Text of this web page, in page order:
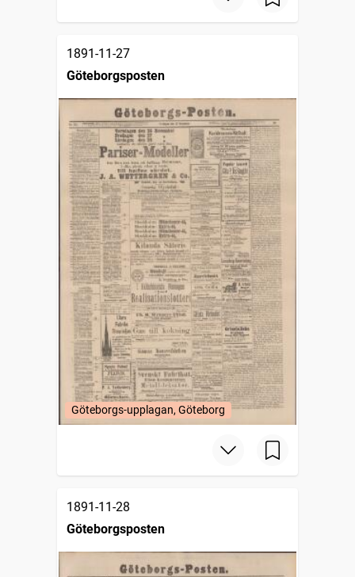
1891-11-27
Göteborgsposten
Göteborgs-upplagan, Göteborg
1891-11-28
Göteborgsposten